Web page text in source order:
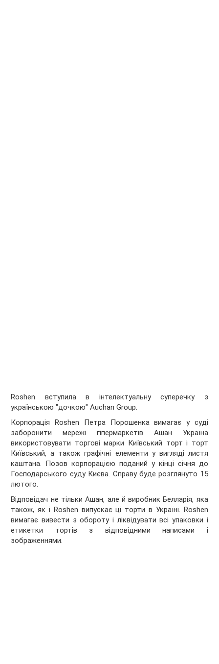
Roshen вступила в інтелектуальну суперечку з
українською "дочкою" Auchan Group.
Корпорація Roshen Петра Порошенка вимагає у суді
заборонити мережі гіпермаркетів Ашан Україна
використовувати торгові марки Київський торт і торт
Київський, а також графічні елементи у вигляді листя
каштана. Позов корпорацією поданий у кінці січня до
Господарського суду Києва. Справу буде розглянуто 15
лютого.
Відповідач не тільки Ашан, але й виробник Белларія, яка
також, як і Roshen випускає ці торти в Україні. Roshen
вимагає вивести з обороту і ліквідувати всі упаковки і
етикетки тортів з відповідними написами і
зображеннями.